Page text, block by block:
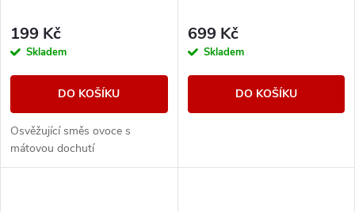
199 Kč
Skladem
DO KOŠÍKU
Osvěžující směs ovoce s
mátovou dochutí
699 Kč
Skladem
DO KOŠÍKU